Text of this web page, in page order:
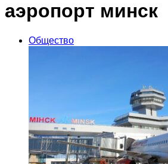
аэропорт минск
Общество